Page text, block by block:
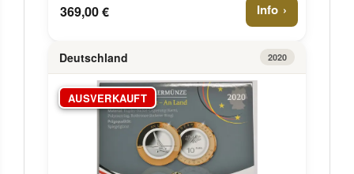
369,00 € Info
Deutschland 2020
AUSVERKAUFT